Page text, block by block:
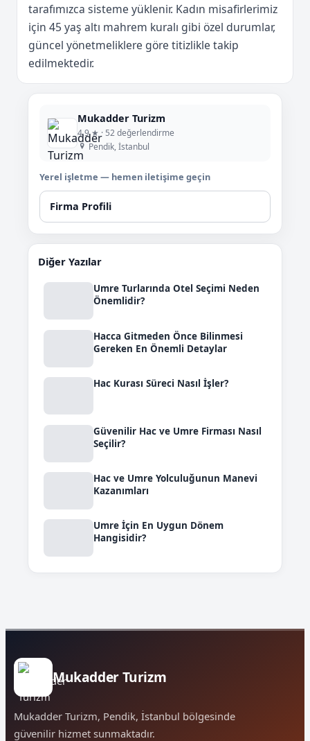
tarafımızca sisteme yüklenir. Kadın misafirlerimiz
için 45 yaş altı mahrem kuralı gibi özel durumlar,
güncel yönetmeliklere göre titizlikle takip
edilmektedir.
Mukadder Turizm
4,9 ★ · 52 değerlendirme
Pendik, İstanbul
Yerel işletme — hemen iletişime geçin
Firma Profili
Diğer Yazılar
Umre Turlarında Otel Seçimi Neden
Önemlidir?
Hacca Gitmeden Önce Bilinmesi
Gereken En Önemli Detaylar
Hac Kurası Süreci Nasıl İşler?
Güvenilir Hac ve Umre Firması Nasıl
Seçilir?
Hac ve Umre Yolculuğunun Manevi
Kazanımları
Umre İçin En Uygun Dönem
Hangisidir?
Mukadder Turizm
Mukadder Turizm, Pendik, İstanbul bölgesinde
güvenilir hizmet sunmaktadır.